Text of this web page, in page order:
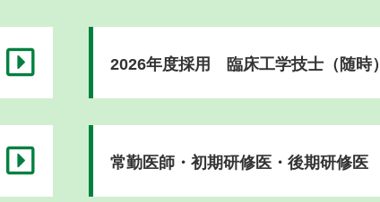
2026年度採用 臨床工学技士（随時）
常勤医師・初期研修医・後期研修医